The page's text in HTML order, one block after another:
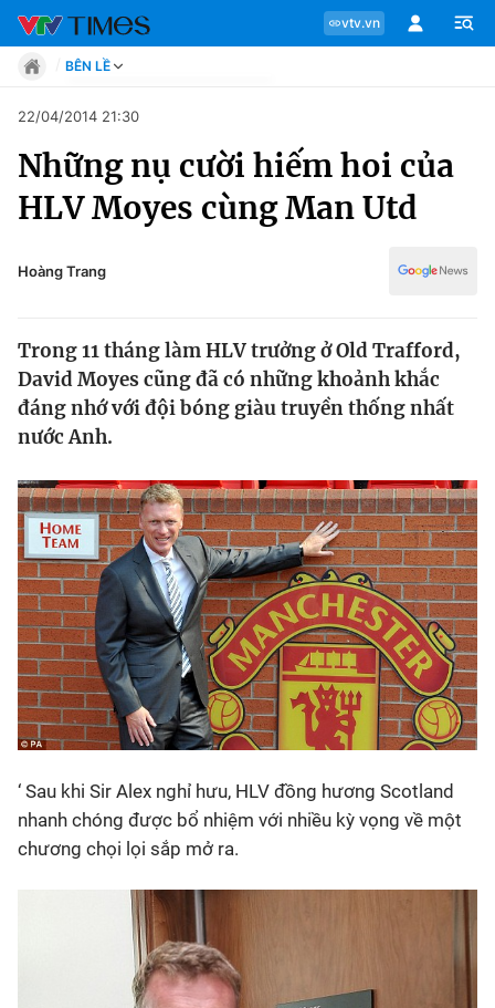
vtv.vn
Chuyên mục
Tin tức
Move
Phong cách
Chân dung
Sự kiện
Bóng đá
Thể thao Điện tử
Các môn khác
VIDEO
Bên lề
BÊN LỀ
Move
Phong cách
Chân dung
Sự kiện
Thể thao điện tử
Bên lề
22/04/2014 21:30
Những nụ cười hiếm hoi của
HLV Moyes cùng Man Utd
Hoàng Trang
Trong 11 tháng làm HLV trưởng ở Old Trafford,
David Moyes cũng đã có những khoảnh khắc
đáng nhớ với đội bóng giàu truyền thống nhất
nước Anh.
‘ Sau khi Sir Alex nghỉ hưu, HLV đồng hương Scotland
nhanh chóng được bổ nhiệm với nhiều kỳ vọng về một
chương chọi lọi sắp mở ra.